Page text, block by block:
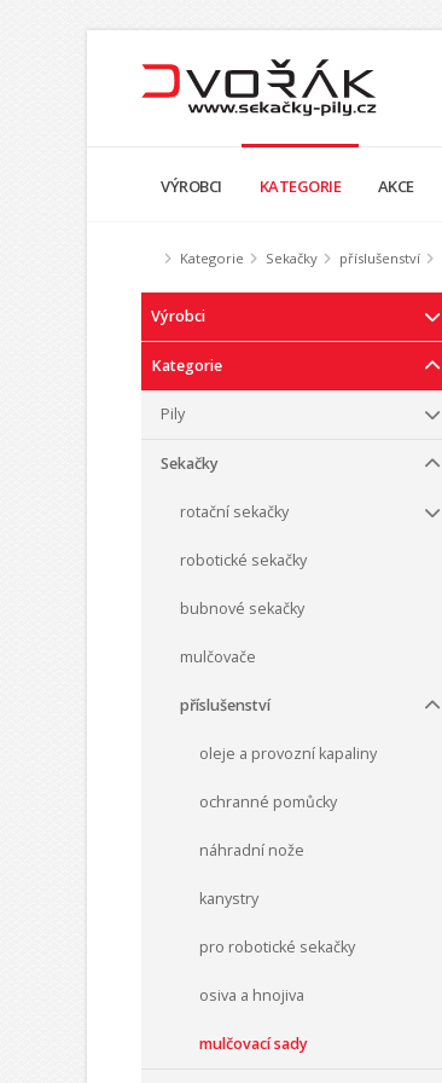
VÝROBCI KATEGORIE AKCE
Kategorie Sekačky příslušenství
Výrobci
Kategorie
Pily
Sekačky
rotační sekačky
robotické sekačky
bubnové sekačky
mulčovače
příslušenství
oleje a provozní kapaliny
ochranné pomůcky
náhradní nože
kanystry
pro robotické sekačky
osiva a hnojiva
mulčovací sady